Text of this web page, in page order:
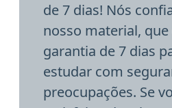
de 7 dias! Nós
nosso material,
garantia de 7 dias
estudar com
preocupações. Se